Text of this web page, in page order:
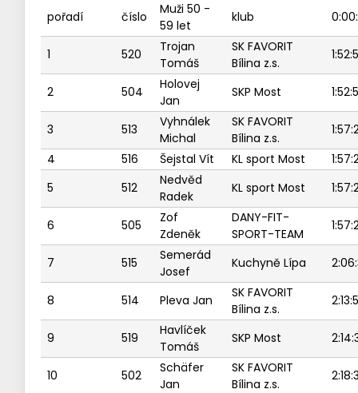
pořadí číslo
Muži 50 -
59 let
klub
1 520
Trojan
Tomáš
SK FAVORIT
Bílina z.s.
2 504
Holovej
Jan
SKP Most
3 513
Vyhnálek
Michal
SK FAVORIT
Bílina z.s.
4
516 Šejstal Vít KL sport Most
5
512
Nedvěd
Radek
KL sport Most
6 505
Zof
Zdeněk
DANY-FIT-
SPORT-TEAM
7 515
Semerád
Josef
Kuchyně Lípa
8 514 Pleva Jan
SK FAVORIT
Bílina z.s.
9 519
Havlíček
Tomáš
SKP Most
10 502
Schäfer
Jan
SK FAVORIT
Bílina z.s.